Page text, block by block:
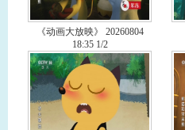
《动画大放映》 20260804
18:35 1/2